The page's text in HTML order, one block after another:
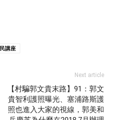
講座
Next article
【村騙郭文貴末路】91：郭文
貴智利護照曝光、塞浦路斯護
照也進入大家的視線，郭美和